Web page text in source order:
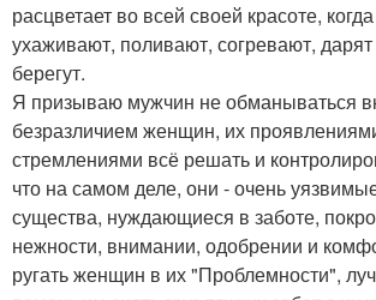
расцветает во всей своей красоте,
ухаживают, поливают, согревают,
берегут.
Я призываю мужчин не обманываться
безразличием женщин, их
стремлениями всё решать и
что на самом деле, они - очень
существа, нуждающиеся в заботе,
нежности, внимании, одобрении и
ругать женщин в их "Проблемности",